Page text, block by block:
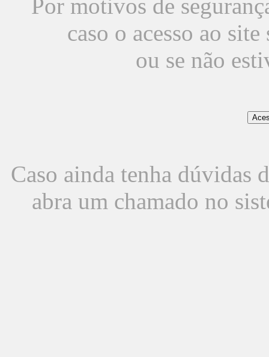
Por motivos de
caso o acesso ao
ou se não
Caso ainda tenha dúvidas
abra um chamado no